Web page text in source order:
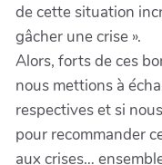
de cette situation
gâcher une crise ».
Alors, forts de ces
nous mettions à
respectives et si
pour recommander
aux crises…